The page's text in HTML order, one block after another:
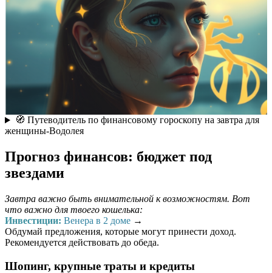
🧭 Путеводитель по финансовому гороскопу на завтра для
женщины-Водолея
Прогноз финансов: бюджет под
звездами
Завтра важно быть внимательной к возможностям. Вот
что важно для твоего кошелька:
Инвестиции: Венера в 2 доме →
Обдумай предложения, которые могут принести доход.
Рекомендуется действовать до обеда.
Шопинг, крупные траты и кредиты